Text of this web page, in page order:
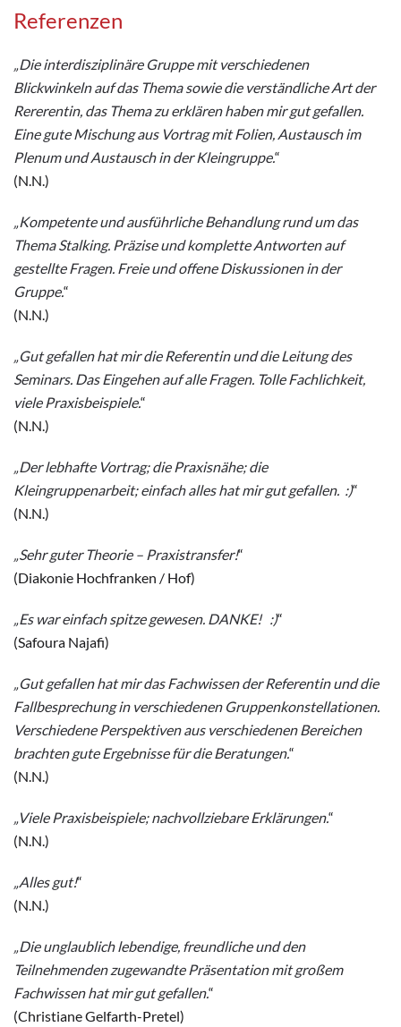
Referenzen
„Die interdisziplinäre Gruppe mit verschiedenen
Blickwinkeln auf das Thema sowie die verständliche Art der
Rererentin, das Thema zu erklären haben mir gut gefallen.
Eine gute Mischung aus Vortrag mit Folien, Austausch im
Plenum und Austausch in der Kleingruppe.“
(N.N.)
„Kompetente und ausführliche Behandlung rund um das
Thema Stalking. Präzise und komplette Antworten auf
gestellte Fragen. Freie und offene Diskussionen in der
Gruppe.“
(N.N.)
„Gut gefallen hat mir die Referentin und die Leitung des
Seminars. Das Eingehen auf alle Fragen. Tolle Fachlichkeit,
viele Praxisbeispiele.“
(N.N.)
„Der lebhafte Vortrag; die Praxisnähe; die
Kleingruppenarbeit; einfach alles hat mir gut gefallen. :)“
(N.N.)
„Sehr guter Theorie – Praxistransfer!“
(Diakonie Hochfranken / Hof)
„Es war einfach spitze gewesen. DANKE! :)“
(Safoura Najafi)
„Gut gefallen hat mir das Fachwissen der Referentin und die
Fallbesprechung in verschiedenen Gruppenkonstellationen.
Verschiedene Perspektiven aus verschiedenen Bereichen
brachten gute Ergebnisse für die Beratungen.“
(N.N.)
„Viele Praxisbeispiele; nachvollziebare Erklärungen.“
(N.N.)
„Alles gut!“
(N.N.)
„Die unglaublich lebendige, freundliche und den
Teilnehmenden zugewandte Präsentation mit großem
Fachwissen hat mir gut gefallen.“
(Christiane Gelfarth-Pretel)